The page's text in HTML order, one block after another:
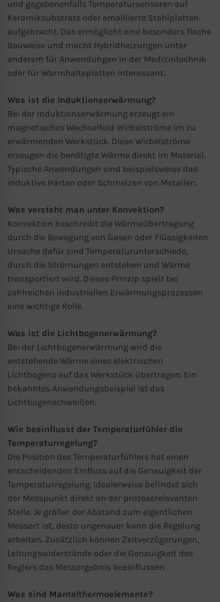
und gegebenenfalls Temperatursensoren auf
Keramiksubstrate oder emaillierte Stahlplatten
aufgebracht. Das ermöglicht eine besonders flache
Bauweise und macht Hybridheizungen unter
anderem für Anwendungen in der Medizintechnik
oder für Warmhalteplatten interessant.
Was ist die Induktionserwärmung?
Bei der Induktionserwärmung erzeugt ein
magnetisches Wechselfeld Wirbelströme im zu
erwärmenden Werkstück. Diese Wirbelströme
erzeugen die benötigte Wärme direkt im Material.
Typische Anwendungen sind beispielsweise das
induktive Härten oder Schmelzen von Metallen.
Was versteht man unter Konvektion?
Konvektion beschreibt die Wärmeübertragung
durch die Bewegung von Gasen oder Flüssigkeiten.
Ursache dafür sind Temperaturunterschiede,
durch die Strömungen entstehen und Wärme
transportiert wird. Dieses Prinzip spielt bei
zahlreichen industriellen Erwärmungsprozessen
eine wichtige Rolle.
Was ist die Lichtbogenerwärmung?
Bei der Lichtbogenerwärmung wird die
entstehende Wärme eines elektrischen
Lichtbogens auf das Werkstück übertragen. Ein
bekanntes Anwendungsbeispiel ist das
Lichtbogenschweißen.
Wie beeinflusst der Temperaturfühler die
Temperaturregelung?
Die Position des Temperaturfühlers hat einen
entscheidenden Einfluss auf die Genauigkeit der
Temperaturregelung. Idealerweise befindet sich
der Messpunkt direkt an der prozessrelevanten
Stelle. Je größer der Abstand zum eigentlichen
Messort ist, desto ungenauer kann die Regelung
arbeiten. Zusätzlich können Zeitverzögerungen,
Leitungswiderstände oder die Genauigkeit des
Reglers das Messergebnis beeinflussen.
Was sind Mantelthermoelemente?
betreiben (“essential”). Alle anderen
Cookies werden nur gesetzt, wenn Sie
ihrer Verwendung zustimmen (z. B. für
Google Maps).
Über die Auswahl bestimmter Cookies in
wählen, ob Sie “nur wesentliche Cookies”,
“alle Cookies akzeptieren“ oder
“individuelle Cookie-Einstellungen
speichern“ möchten.
Die Zustimmung zur Verwendung von
nicht essentiellen Cookies ist freiwillig.
nachträglich über die Schaltfläche
“Cookie-Einstellungen“ ändern, die Sie im
Fußbereich der Seite finden. Ergänzende
Informationen finden Sie in unseren
Datenschutzbestimmungen.
Wir nutzen Google Analytics, um eine
kontinuierliche Analyse und statistische
die Website und das Nutzererlebnis zu
verbessern. Dabei wird das
Nutzerverhalten an Google LLC
übermittelt und die besuchten Seiten, die
Verweildauer auf der Seite und die
Interaktion verarbeitet, die von Google zu
zur Verknüpfung mit anderen
Nutzungsdaten verwendet werden.
Indem Sie das mit den Google-Diensten
verbundene Cookie akzeptieren, stimmen
Sie gemäß Art. 49 Abs. 1 S. 1 lit. a DSGVO
ein, dass Ihre Daten in den USA durch
Google verarbeitet werden. Die USA
werden vom Europäischen Gerichtshof
als ein Land mit einem nach EU-
Standards unzureichenden